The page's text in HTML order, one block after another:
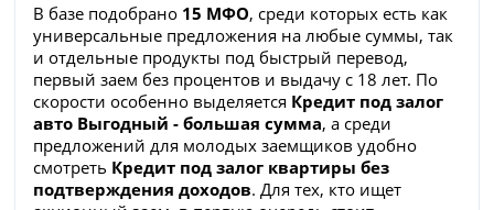
В базе подобрано 15 МФО, среди которых есть как
универсальные предложения на любые суммы, так
и отдельные продукты под быстрый перевод,
первый заем без процентов и выдачу с 18 лет. По
скорости особенно выделяется Кредит под залог
авто Выгодный - большая сумма, а среди
предложений для молодых заемщиков удобно
смотреть Кредит под залог квартиры без
подтверждения доходов. Для тех, кто ищет